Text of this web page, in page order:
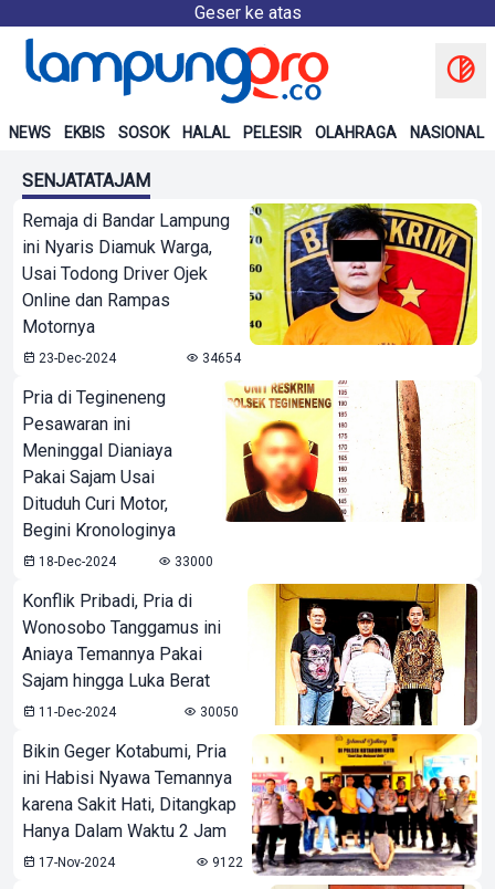
Geser ke atas
NEWS EKBIS SOSOK HALAL PELESIR OLAHRAGA NASIONAL
SENJATATAJAM
Remaja di Bandar Lampung
ini Nyaris Diamuk Warga,
Usai Todong Driver Ojek
Online dan Rampas
Motornya
23-Dec-2024 34654
Pria di Tegineneng
Pesawaran ini
Meninggal Dianiaya
Pakai Sajam Usai
Dituduh Curi Motor,
Begini Kronologinya
18-Dec-2024 33000
Konflik Pribadi, Pria di
Wonosobo Tanggamus ini
Aniaya Temannya Pakai
Sajam hingga Luka Berat
11-Dec-2024 30050
Bikin Geger Kotabumi, Pria
ini Habisi Nyawa Temannya
karena Sakit Hati, Ditangkap
Hanya Dalam Waktu 2 Jam
17-Nov-2024 9122